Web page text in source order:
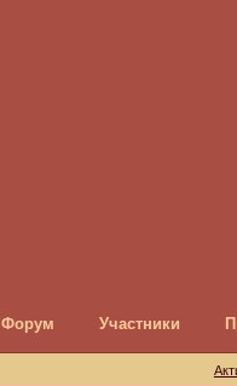
Форум Участники